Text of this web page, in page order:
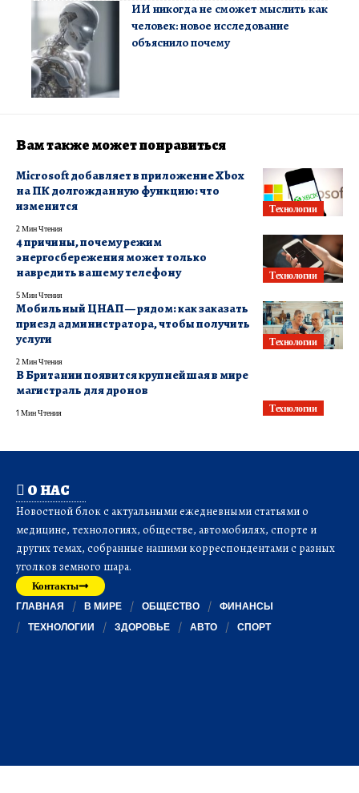
ИИ никогда не сможет мыслить как
человек: новое исследование
объяснило почему
Вам также может понравиться
Технологии
Microsoft добавляет в приложение Xbox
на ПК долгожданную функцию: что
изменится
2 Мин Чтения
Технологии
4 причины, почему режим
энергосбережения может только
навредить вашему телефону
5 Мин Чтения
Технологии
Мобильный ЦНАП — рядом: как заказать
приезд администратора, чтобы получить
услуги
2 Мин Чтения
Технологии
В Британии появится крупнейшая в мире
магистраль для дронов
1 Мин Чтения
О НАС
Новостной блок с актуальными ежедневными статьями о
медицине, технологиях, обществе, автомобилях, спорте и
других темах, собранные нашими корреспондентами с разных
уголков земного шара.
Контакты
ГЛАВНАЯ В МИРЕ ОБЩЕСТВО
ФИНАНСЫ
ТЕХНОЛОГИИ
ЗДОРОВЬЕ АВТО СПОРТ